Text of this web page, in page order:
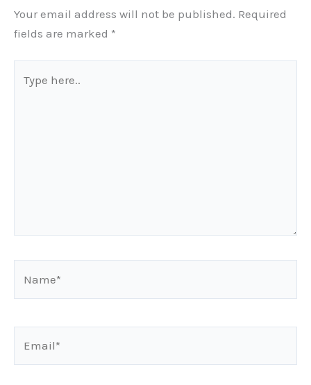
Your email address will not be published. Required
fields are marked *
here..